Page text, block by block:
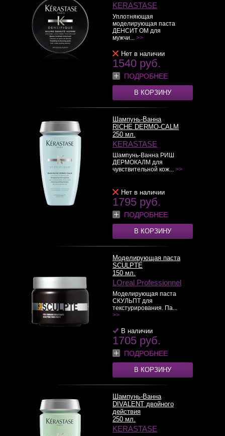
KERASTASE
Уплотняющая
моделирующая паста
ДЕНСИТ ОМ для
мужчи... >>
Нет в наличии
1540 руб.
ПОДРОБНЕЕ
В КОРЗИНУ
Шампунь-Ванна
RICHE DERMO-CALM
250 мл.
KERASTASE
Шампунь-Ванна РИШ
ДЕРМОКАЛМ для
чувствительной кож... >>
Нет в наличии
1795 руб.
ПОДРОБНЕЕ
В КОРЗИНУ
Моделирующая паста
SCULPTE
150 мл.
LOreal Professionnel
Моделирующая паста
СКУЛЬПТ для
текстурирования. Па...
>>
В наличии
1705 руб.
ПОДРОБНЕЕ
В КОРЗИНУ
Шампунь-Ванна
DIVALENT двойного
действия
250 мл.
KERASTASE